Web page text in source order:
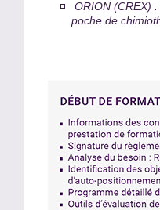
ORION (CREX)
poche de